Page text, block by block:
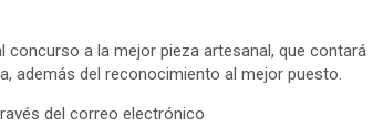
concurso a la mejor pieza artesanal, que contará
además del reconocimiento al mejor puesto.
del correo electrónico